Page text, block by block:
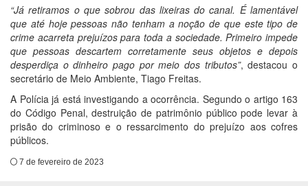
“Já retiramos o que sobrou das lixeiras do canal. É lamentável
que até hoje pessoas não tenham a noção de que este tipo de
crime acarreta prejuízos para toda a sociedade. Primeiro impede
que pessoas descartem corretamente seus objetos e depois
desperdiça o dinheiro pago por meio dos tributos”, destacou o
secretário de Meio Ambiente, Tiago Freitas.
A Polícia já está investigando a ocorrência. Segundo o artigo 163
do Código Penal, destruição de patrimônio público pode levar à
prisão do criminoso e o ressarcimento do prejuízo aos cofres
públicos.
7 de fevereiro de 2023